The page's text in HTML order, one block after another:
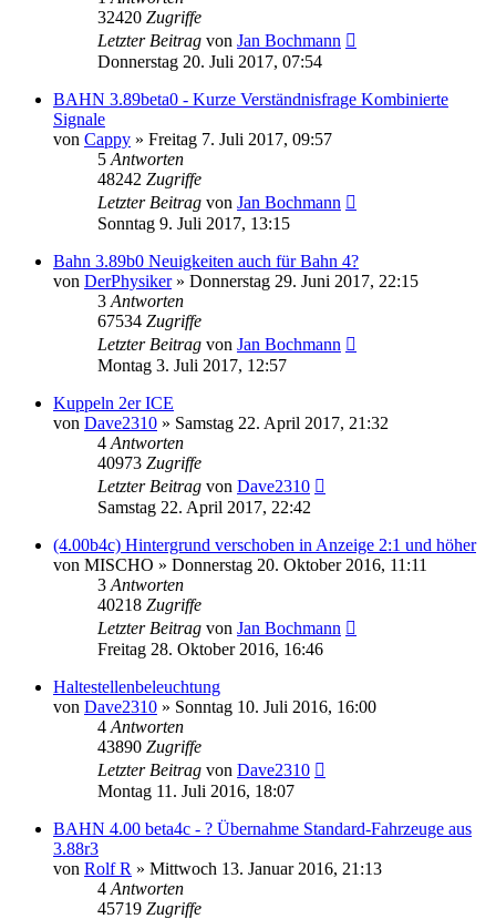
32420 Zugriffe
Letzter Beitrag von Jan Bochmann
Donnerstag 20. Juli 2017, 07:54
BAHN 3.89beta0 - Kurze Verständnisfrage Kombinierte
Signale
von Cappy » Freitag 7. Juli 2017, 09:57
5 Antworten
48242 Zugriffe
Letzter Beitrag von Jan Bochmann
Sonntag 9. Juli 2017, 13:15
Bahn 3.89b0 Neuigkeiten auch für Bahn 4?
von DerPhysiker» Donnerstag 29. Juni 2017, 22:15
3 Antworten
67534 Zugriffe
Letzter Beitrag von Jan Bochmann
Montag 3. Juli 2017, 12:57
Kuppeln 2er ICE
von Dave2310 » Samstag 22. April 2017, 21:32
4 Antworten
40973 Zugriffe
Letzter Beitrag von Dave2310
Samstag 22. April 2017, 22:42
(4.00b4c) Hintergrund verschoben in Anzeige 2:1 und höher
von MISCHO » Donnerstag 20. Oktober 2016, 11:11
3 Antworten
40218 Zugriffe
Letzter Beitrag von Jan Bochmann
Freitag 28. Oktober 2016, 16:46
Haltestellenbeleuchtung
von Dave2310 » Sonntag 10. Juli 2016, 16:00
4 Antworten
43890 Zugriffe
Letzter Beitrag von Dave2310
Montag 11. Juli 2016, 18:07
BAHN 4.00 beta4c - ? Übernahme Standard-Fahrzeuge aus
3.88r3
von Rolf R » Mittwoch 13. Januar 2016, 21:13
4 Antworten
45719 Zugriffe